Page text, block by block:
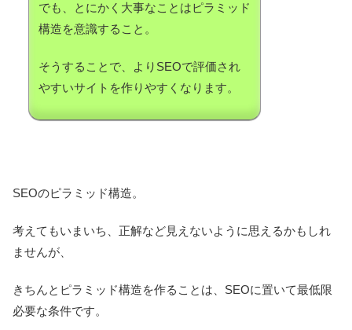
でも、とにかく大事なことはピラミッド
構造を意識すること。
そうすることで、よりSEOで評価され
やすいサイトを作りやすくなります。
SEOのピラミッド構造。
考えてもいまいち、正解など見えないように思えるかもしれ
ませんが、
きちんとピラミッド構造を作ることは、SEOに置いて最低限
必要な条件です。